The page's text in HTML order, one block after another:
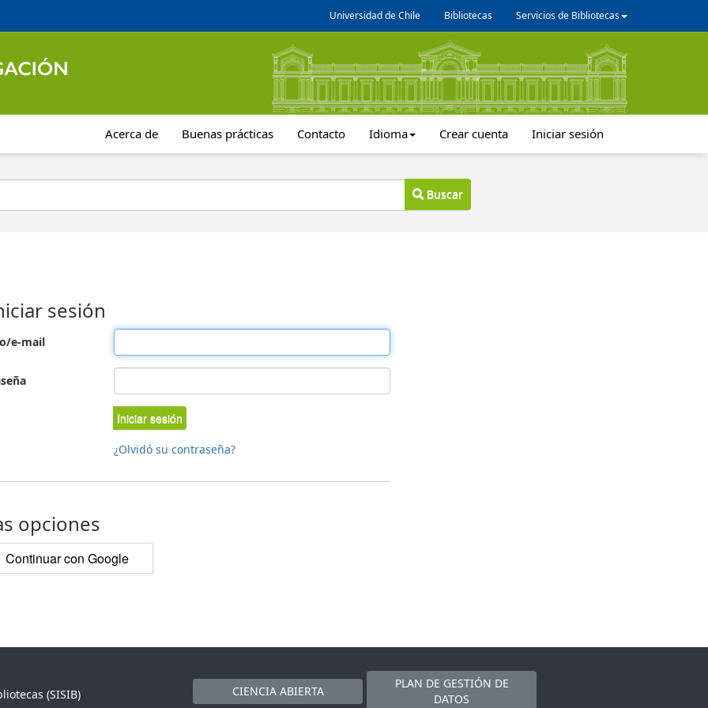
Universidad de Chile Bibliotecas Servicios de Bibliotecas
Acerca de Buenas prácticas Contacto Idioma Crear cuenta Iniciar sesión
Buscar
sesión
e-mail
Iniciar sesión
¿Olvidó su contraseña?
opciones
Continuar con Google
(SISIB)
CIENCIA ABIERTA
PLAN DE GESTIÓN DE
DATOS